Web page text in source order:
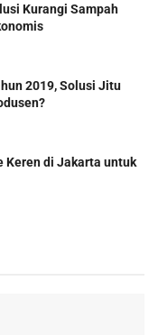
Kurangi Sampah
2019, Solusi Jitu
Keren di Jakarta untuk